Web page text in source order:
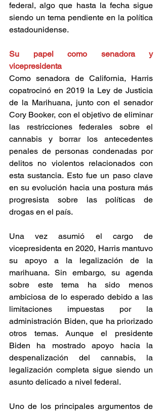
federal, algo que hasta la fecha sigue
siendo un tema pendiente en la política
estadounidense.
Su papel como senadora y
vicepresidenta
Como senadora de California, Harris
copatrocinó en 2019 la Ley de Justicia
de la Marihuana, junto con el senador
Cory Booker, con el objetivo de eliminar
las restricciones federales sobre el
cannabis y borrar los antecedentes
penales de personas condenadas por
delitos no violentos relacionados con
esta sustancia. Esto fue un paso clave
en su evolución hacia una postura más
progresista sobre las políticas de
drogas en el país.
Una vez asumió el cargo de
vicepresidenta en 2020, Harris mantuvo
su apoyo a la legalización de la
marihuana. Sin embargo, su agenda
sobre este tema ha sido menos
ambiciosa de lo esperado debido a las
limitaciones impuestas por la
administración Biden, que ha priorizado
otros temas. Aunque el presidente
Biden ha mostrado apoyo hacia la
despenalización del cannabis, la
legalización completa sigue siendo un
asunto delicado a nivel federal.
Uno de los principales argumentos de